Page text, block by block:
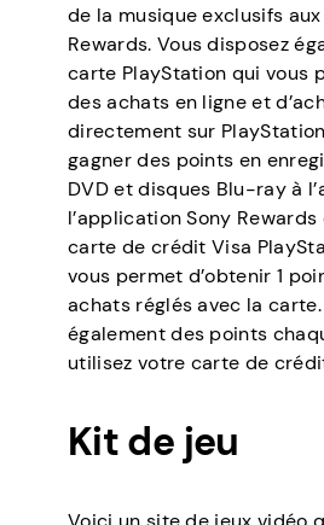
de la musique exclusifs
Rewards. Vous disposez
carte PlayStation qui vous
des achats en ligne et
directement sur
gagner des points en
DVD et disques Blu-ray à
l’application Sony
carte de crédit Visa
vous permet d’obtenir 1
achats réglés avec la
également des points
utilisez votre carte de
Kit de jeu